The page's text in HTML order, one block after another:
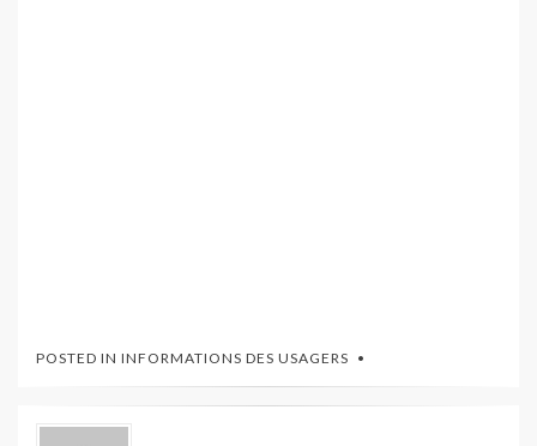
POSTED IN INFORMATIONS DES USAGERS